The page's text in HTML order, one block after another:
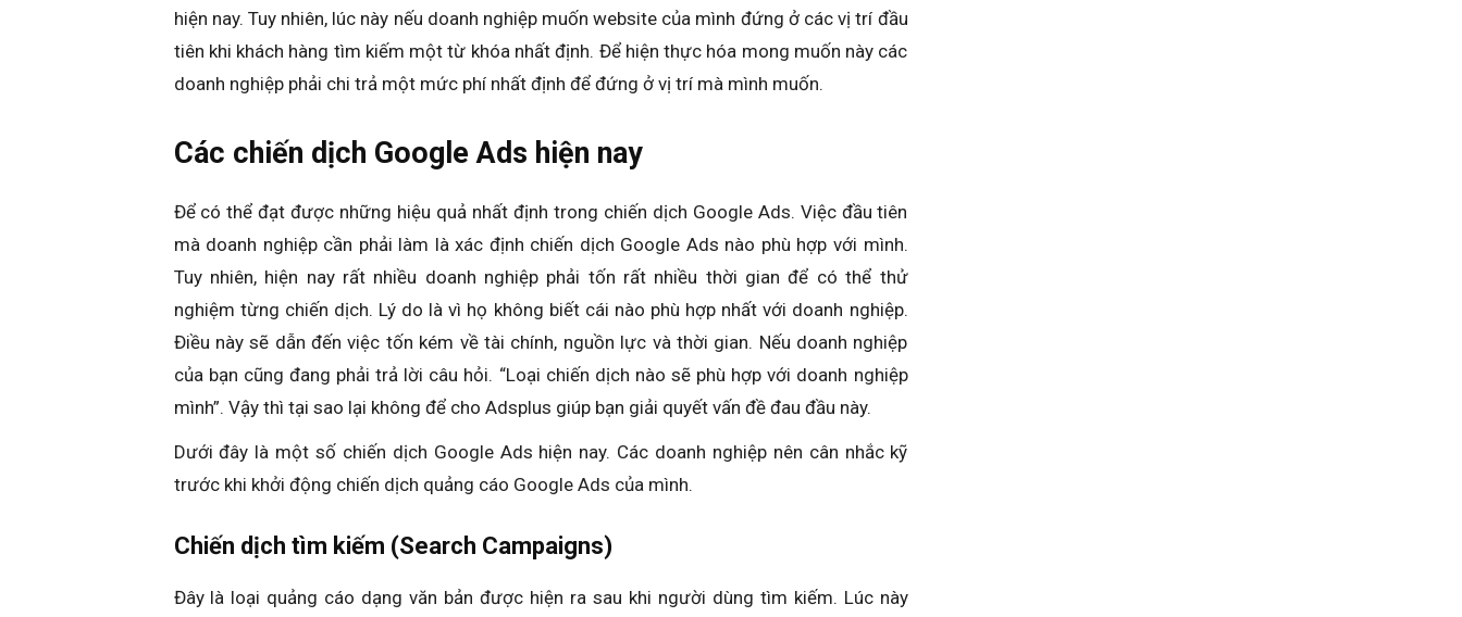
hiện nay. Tuy nhiên, lúc này nếu doanh nghiệp muốn website của mình đứng ở các vị trí đầu
tiên khi khách hàng tìm kiếm một từ khóa nhất định. Để hiện thực hóa mong muốn này các
doanh nghiệp phải chi trả một mức phí nhất định để đứng ở vị trí mà mình muốn.
Các chiến dịch Google Ads hiện nay
Để có thể đạt được những hiệu quả nhất định trong chiến dịch Google Ads. Việc đầu tiên
mà doanh nghiệp cần phải làm là xác định chiến dịch Google Ads nào phù hợp với mình.
Tuy nhiên, hiện nay rất nhiều doanh nghiệp phải tốn rất nhiều thời gian để có thể thử
nghiệm từng chiến dịch. Lý do là vì họ không biết cái nào phù hợp nhất với doanh nghiệp.
Điều này sẽ dẫn đến việc tốn kém về tài chính, nguồn lực và thời gian. Nếu doanh nghiệp
của bạn cũng đang phải trả lời câu hỏi. “Loại chiến dịch nào sẽ phù hợp với doanh nghiệp
mình”. Vậy thì tại sao lại không để cho Adsplus giúp bạn giải quyết vấn đề đau đầu này.
Dưới đây là một số chiến dịch Google Ads hiện nay. Các doanh nghiệp nên cân nhắc kỹ
trước khi khởi động chiến dịch quảng cáo Google Ads của mình.
Chiến dịch tìm kiếm (Search Campaigns)
Đây là loại quảng cáo dạng văn bản được hiện ra sau khi người dùng tìm kiếm. Lúc này